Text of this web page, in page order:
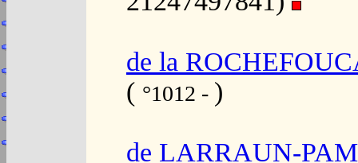
de la
( °1012 - )
de LARRAUN-